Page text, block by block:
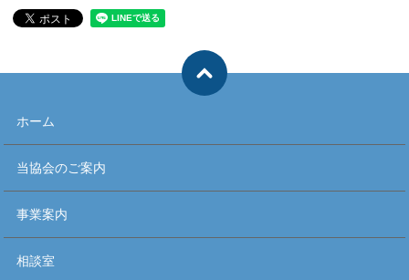
ホーム
当協会のご案内
事業案内
相談室